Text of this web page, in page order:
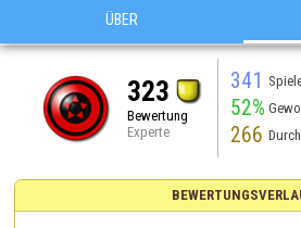
ÜBER
323
Bewertung
Experte
341
52%
266